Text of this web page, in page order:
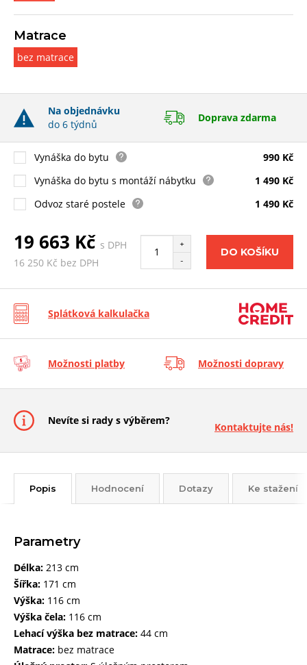
Matrace
bez matrace
Na objednávku
do 6 týdnů
Doprava zdarma
Vynáška do bytu
990 Kč
Vynáška do bytu s montáží nábytku
1 490 Kč
Odvoz staré postele
1 490 Kč
19 663 Kč s DPH
16 250 Kč bez DPH
+
-
DO KOŠÍKU
Splátková kalkulačka
Možnosti platby Možnosti dopravy
Nevíte si rady s výběrem?
Kontaktujte nás!
Popis Hodnocení Dotazy Ke stažení
Parametry
Délka: 213 cm
Šířka: 171 cm
Výška: 116 cm
Výška čela: 116 cm
Lehací výška bez matrace: 44 cm
Matrace: bez matrace